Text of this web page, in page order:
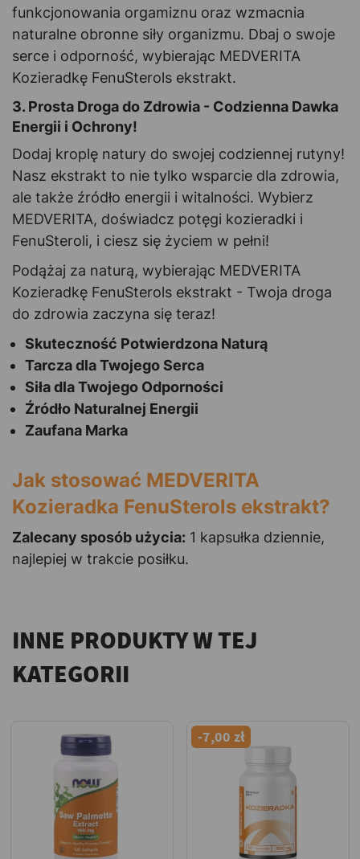
funkcjonowania orgamiznu oraz wzmacnia
naturalne obronne siły organizmu. Dbaj o swoje
serce i odporność, wybierając MEDVERITA
Kozieradkę FenuSterols ekstrakt.
3. Prosta Droga do Zdrowia - Codzienna Dawka
Energii i Ochrony!
Dodaj kroplę natury do swojej codziennej rutyny!
Nasz ekstrakt to nie tylko wsparcie dla zdrowia,
ale także źródło energii i witalności. Wybierz
MEDVERITA, doświadcz potęgi kozieradki i
FenuSteroli, i ciesz się życiem w pełni!
Podążaj za naturą, wybierając MEDVERITA
Kozieradkę FenuSterols ekstrakt - Twoja droga
do zdrowia zaczyna się teraz!
Skuteczność Potwierdzona Naturą
Tarcza dla Twojego Serca
Siła dla Twojego Odporności
Źródło Naturalnej Energii
Zaufana Marka
Jak stosować MEDVERITA
Kozieradka FenuSterols ekstrakt?
Zalecany sposób użycia: 1 kapsułka dziennie,
najlepiej w trakcie posiłku.
INNE PRODUKTY W TEJ
KATEGORII
-7,00 zł